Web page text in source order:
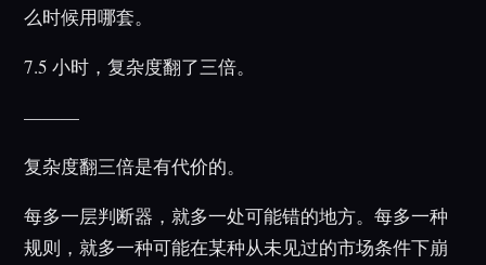
么时候用哪套。
7.5 小时，复杂度翻了三倍。
———
复杂度翻三倍是有代价的。
每多一层判断器，就多一处可能错的地方。每多一种
规则，就多一种可能在某种从未见过的市场条件下崩